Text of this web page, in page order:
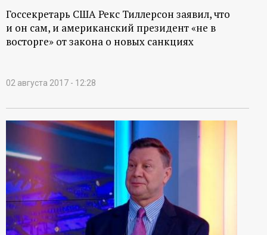
Госсекретарь США Рекс Тиллерсон заявил, что
и он сам, и американский президент «не в
восторге» от закона о новых санкциях
02 августа 2017 - 12:28